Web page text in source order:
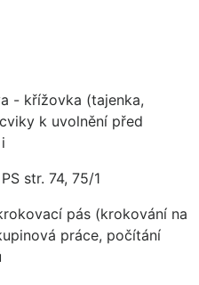
- křížovka (tajenka,
k uvolnění před
str. 74, 75/1
pás (krokování na
práce, počítání